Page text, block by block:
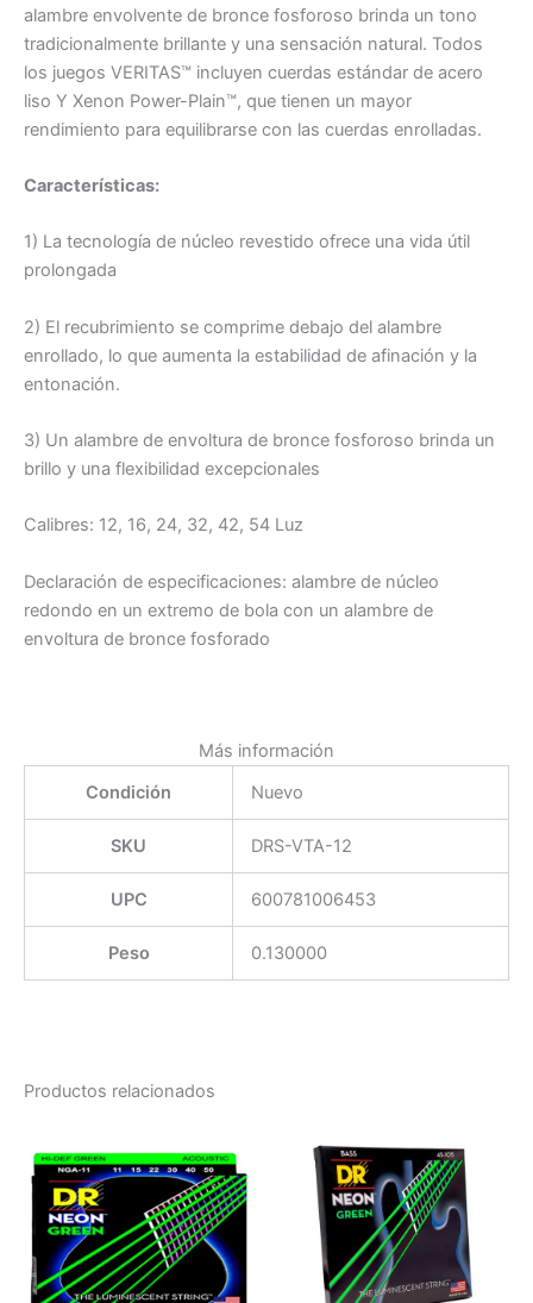
alambre envolvente de bronce fosforoso brinda un tono
tradicionalmente brillante y una sensación natural. Todos
los juegos VERITAS™ incluyen cuerdas estándar de acero
liso Y Xenon Power-Plain™, que tienen un mayor
rendimiento para equilibrarse con las cuerdas enrolladas.
Características:
1) La tecnología de núcleo revestido ofrece una vida útil
prolongada
2) El recubrimiento se comprime debajo del alambre
enrollado, lo que aumenta la estabilidad de afinación y la
entonación.
3) Un alambre de envoltura de bronce fosforoso brinda un
brillo y una flexibilidad excepcionales
Calibres: 12, 16, 24, 32, 42, 54 Luz
Declaración de especificaciones: alambre de núcleo
redondo en un extremo de bola con un alambre de
envoltura de bronce fosforado
Más información
Condición
Nuevo
SKU DRS-VTA-12
UPC 600781006453
Peso 0.130000
Productos relacionados